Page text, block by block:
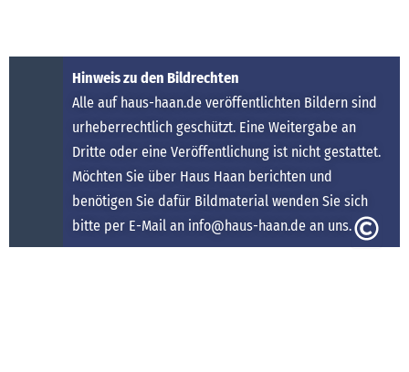
Hinweis zu den Bildrechten
Alle auf haus-haan.de veröffentlichten Bildern sind
urheberrechtlich geschützt. Eine Weitergabe an
Dritte oder eine Veröffentlichung ist nicht gestattet.
Möchten Sie über Haus Haan berichten und
benötigen Sie dafür Bildmaterial wenden Sie sich
bitte per E-Mail an info@haus-haan.de an uns.